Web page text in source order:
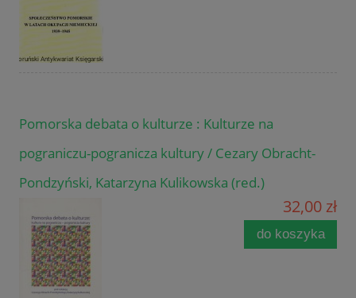
Pomorska debata o kulturze : Kulturze na
pograniczu-pogranicza kultury / Cezary Obracht-
Pondzyński, Katarzyna Kulikowska (red.)
32,00 zł
do koszyka